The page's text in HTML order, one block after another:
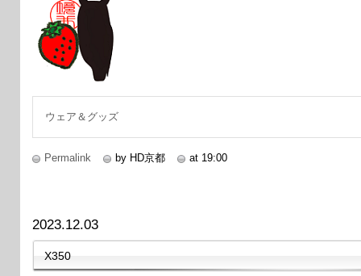
ウェア＆グッズ
Permalink by HD京都 at 19:00
2023.12.03
X350